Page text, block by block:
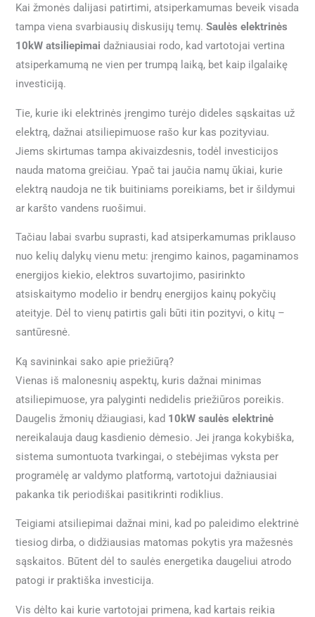
Kai žmonės dalijasi patirtimi, atsiperkamumas beveik visada
tampa viena svarbiausių diskusijų temų.Saulės elektrinės
10kW atsiliepimai dažniausiai rodo, kad vartotojai vertina
atsiperkamumą ne vien per trumpą laiką, bet kaip ilgalaikę
investiciją.
Tie, kurie iki elektrinės įrengimo turėjo dideles sąskaitas už
elektrą, dažnai atsiliepimuose rašo kur kas pozityviau.
Jiems skirtumas tampa akivaizdesnis, todėl investicijos
nauda matoma greičiau. Ypač tai jaučia namų ūkiai, kurie
elektrą naudoja ne tik buitiniams poreikiams, bet ir šildymui
ar karšto vandens ruošimui.
Tačiau labai svarbu suprasti, kad atsiperkamumas priklauso
nuo kelių dalykų vienu metu: įrengimo kainos, pagaminamos
energijos kiekio, elektros suvartojimo, pasirinkto
atsiskaitymo modelio ir bendrų energijos kainų pokyčių
ateityje. Dėl to vienų patirtis gali būti itin pozityvi, o kitų –
santūresnė.
Ką savininkai sako apie priežiūrą?
Vienas iš malonesnių aspektų, kuris dažnai minimas
atsiliepimuose, yra palyginti nedidelis priežiūros poreikis.
Daugelis žmonių džiaugiasi, kad 10kW saulės elektrinė
nereikalauja daug kasdienio dėmesio. Jei įranga kokybiška,
sistema sumontuota tvarkingai, o stebėjimas vyksta per
programėlę ar valdymo platformą, vartotojui dažniausiai
pakanka tik periodiškai pasitikrinti rodiklius.
Teigiami atsiliepimai dažnai mini, kad po paleidimo elektrinė
tiesiog dirba, o didžiausias matomas pokytis yra mažesnės
sąskaitos. Būtent dėl to saulės energetika daugeliui atrodo
patogi ir praktiška investicija.
Vis dėlto kai kurie vartotojai primena, kad kartais reikia